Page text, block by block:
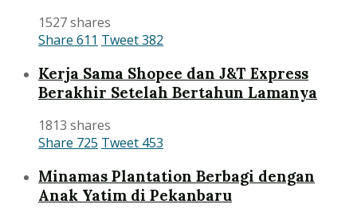
1527 shares
Share 611 Tweet382
Kerja Sama Shopee dan J&T Express
Berakhir Setelah Bertahun Lamanya
1813 shares
Share 725 Tweet 453
Minamas Plantation Berbagi dengan
Anak Yatim di Pekanbaru